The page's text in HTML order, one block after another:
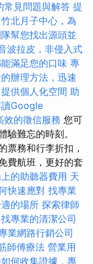
常見問題與解答 提
竹北月子中心，為
幫您找出源頭並
波拉皮，非侵入式
滿足您的口味 專
辦理方法，迅速
供個人化空間 助
Google
效的徵信服務 您可
驗難忘的時刻。
票務和行李折扣，
費航班，更好的套
的助聽器費用 天
快速應對 找專業
的場所 探索律師
專業的清潔公司
業網路行銷公司
師傅療法 營業用
何收集證據，專